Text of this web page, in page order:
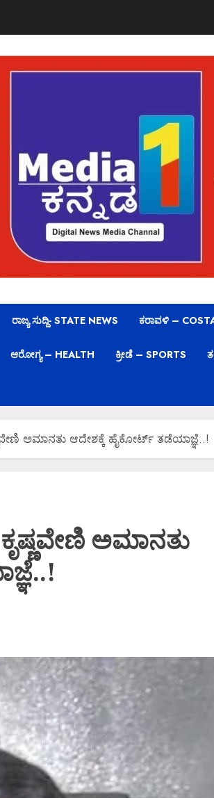
ರಾಜ್ಯ ಸುದ್ದಿ- STATE NEWS ಕರಾವಳಿ –
ಆರೋಗ್ಯ – HEALTH ಕ್ರೀಡೆ – SPORTS
ಅಮಾನತು ಆದೇಶಕ್ಕೆ ಹೈಕೋರ್ಟ್ ತಡೆಯಾಜ್ಞೆ..!
ಅಮಾನತು